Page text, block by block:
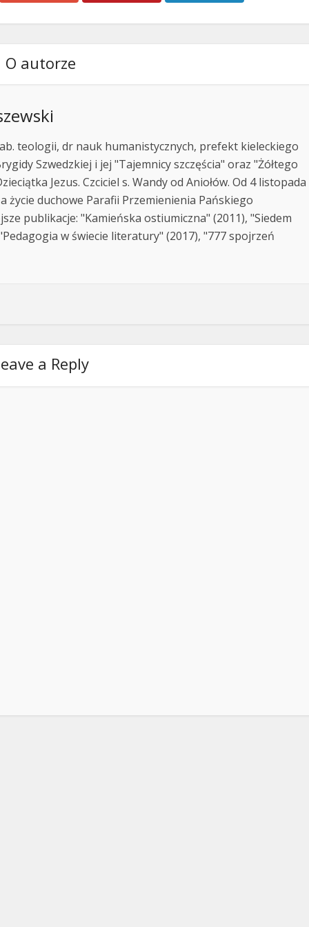
O autorze
teologii, dr nauk humanistycznych, prefekt kieleckiego
Szwedzkiej i jej "Tajemnicy szczęścia" oraz "Żółtego
Jezus. Czciciel s. Wandy od Aniołów. Od 4 listopada
życie duchowe Parafii Przemienienia Pańskiego
publikacje: "Kamieńska ostiumiczna" (2011), "Siedem
w świecie literatury" (2017), "777 spojrzeń
a Reply